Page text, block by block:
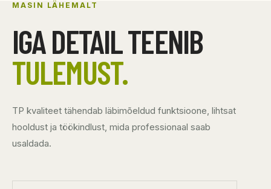
MASIN LÄHEMALT
IGA DETAIL TEENIB
TULEMUST.
TP kvaliteet tähendab läbimõeldud funktsioone, lihtsat
hooldust ja töökindlust, mida professionaal saab
usaldada.